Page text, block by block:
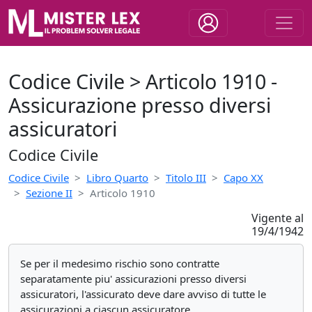
Codice Civile > Articolo 1910 -
Assicurazione presso diversi
assicuratori
Codice Civile
Codice Civile Libro Quarto Titolo III
Capo XX
Sezione II
Articolo 1910
Vigente al
19/4/1942
Se per il medesimo rischio sono contratte
separatamente piu' assicurazioni presso diversi
assicuratori, l'assicurato deve dare avviso di tutte le
assicurazioni a ciascun assicuratore.